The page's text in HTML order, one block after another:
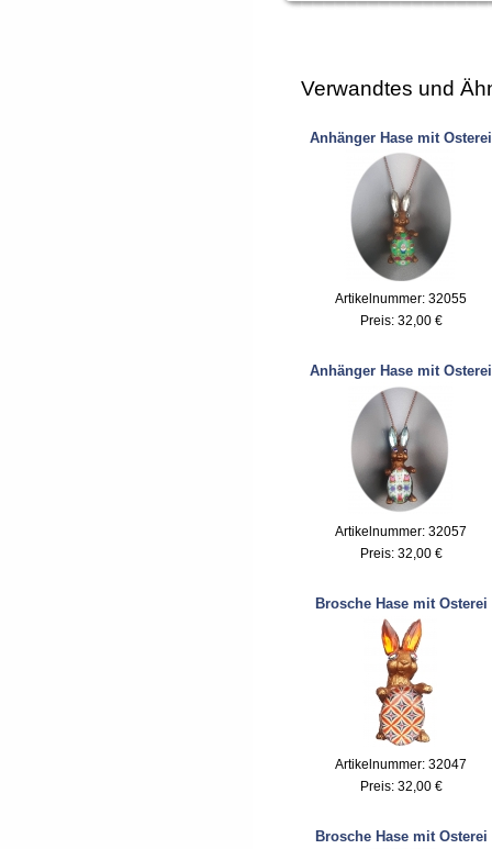
Verwandtes und
Anhänger Hase mit Osterei
Artikelnummer: 32055
Preis: 32,00 €
Anhänger Hase mit Osterei
Artikelnummer: 32057
Preis: 32,00 €
Brosche Hase mit Osterei
Artikelnummer: 32047
Preis: 32,00 €
Brosche Hase mit Osterei